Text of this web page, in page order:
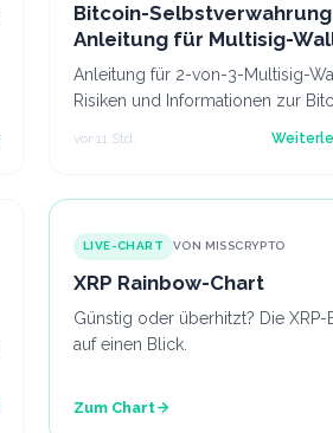
Bitcoin-
Anleitung für Multisig-
Anleitung für 2-von-3-Multisig-
Risiken und Informationen zur
Verwahrmethode für Profis, die
vor 11 Std.
LIVE-CHART VON MISSCRYPTO
XRP Rainbow-Chart
Günstig oder überhitzt? Die
auf einen Blick.
Zum Chart